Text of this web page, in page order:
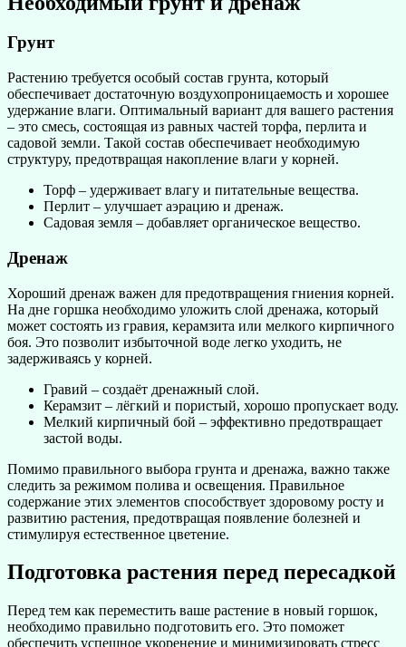
Грунт
Растению требуется особый состав грунта, который
обеспечивает достаточную воздухопроницаемость и хорошее
удержание влаги. Оптимальный вариант для вашего растения
– это смесь, состоящая из равных частей торфа, перлита и
садовой земли. Такой состав обеспечивает необходимую
структуру, предотвращая накопление влаги у корней.
Торф – удерживает влагу и питательные вещества.
Перлит – улучшает аэрацию и дренаж.
Садовая земля – добавляет органическое вещество.
Дренаж
Хороший дренаж важен для предотвращения гниения корней.
На дне горшка необходимо уложить слой дренажа, который
может состоять из гравия, керамзита или мелкого кирпичного
боя. Это позволит избыточной воде легко уходить, не
задерживаясь у корней.
Гравий – создаёт дренажный слой.
Керамзит – лёгкий и пористый, хорошо пропускает воду.
Мелкий кирпичный бой – эффективно предотвращает
застой воды.
Помимо правильного выбора грунта и дренажа, важно также
следить за режимом полива и освещения. Правильное
содержание этих элементов способствует здоровому росту и
развитию растения, предотвращая появление болезней и
стимулируя естественное цветение.
Подготовка растения перед пересадкой
Перед тем как переместить ваше растение в новый горшок,
необходимо правильно подготовить его. Это поможет
обеспечить успешное укоренение и минимизировать стресс